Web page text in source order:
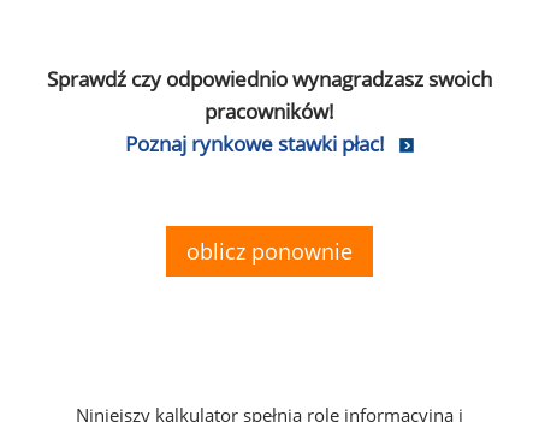
Sprawdź czy odpowiednio wynagradzasz swoich
pracowników!
Poznaj rynkowe stawki płac!
oblicz ponownie
Niniejszy kalkulator spełnia rolę informacyjną i